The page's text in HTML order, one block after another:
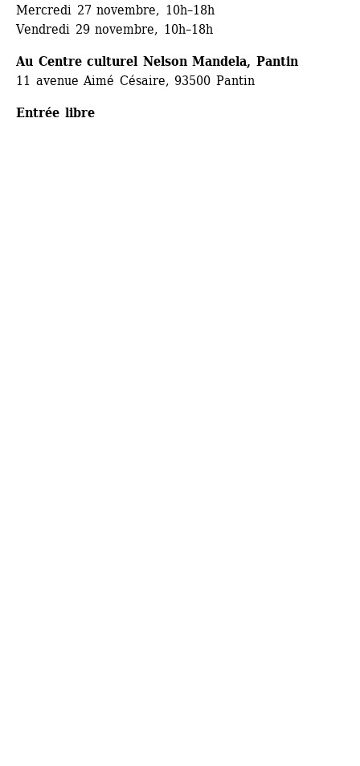
Mercredi 27 novembre, 10h–18h
Vendredi 29 novembre, 10h–18h
Au Centre culturel Nelson Mandela, Pantin
11 avenue Aimé Césaire, 93500 Pantin
Entrée libre